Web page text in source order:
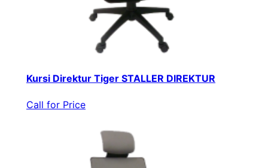
Kursi Direktur Tiger STALLER DIREKTUR
Call for Price